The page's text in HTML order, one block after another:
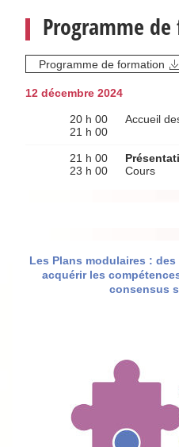
Programme
Programme de formation
12 décembre 2024
20 h 00
21 h 00
Accueil
21 h 00
23 h 00
Cours
Les Plans modulaires :
acquérir les
consensus